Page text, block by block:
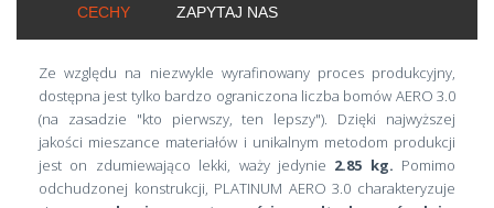
CECHY ZAPYTAJ NAS
Ze względu na niezwykle wyrafinowany proces produkcyjny,
dostępna jest tylko bardzo ograniczona liczba bomów AERO 3.0
(na zasadzie "kto pierwszy, ten lepszy"). Dzięki najwyższej
jakości mieszance materiałów i unikalnym metodom produkcji
jest on zdumiewająco lekki, waży jedynie 2.85 kg. Pomimo
odchudzonej konstrukcji, PLATINUM AERO 3.0 charakteryzuje